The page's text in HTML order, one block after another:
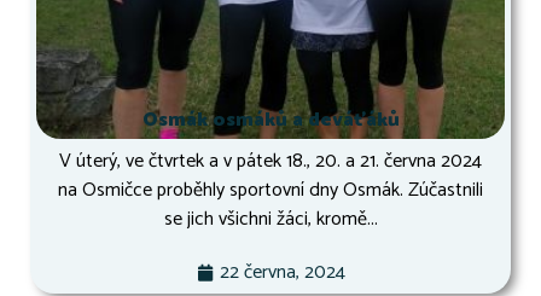
Osmák osmáků a deváťáků
V úterý, ve čtvrtek a v pátek 18., 20. a 21. června 2024
na Osmičce proběhly sportovní dny Osmák. Zúčastnili
se jich všichni žáci, kromě...
22 června, 2024